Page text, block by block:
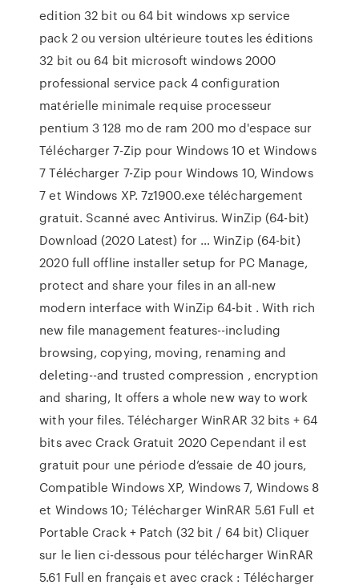
edition 32 bit ou 64 bit windows xp service
pack 2 ou version ultérieure toutes les éditions
32 bit ou 64 bit microsoft windows 2000
professional service pack 4 configuration
matérielle minimale requise processeur
pentium 3 128 mo de ram 200 mo d'espace sur
Télécharger 7-Zip pour Windows 10 et Windows
7 Télécharger 7-Zip pour Windows 10, Windows
7 et Windows XP. 7z1900.exe téléchargement
gratuit. Scanné avec Antivirus. WinZip (64-bit)
Download (2020 Latest) for … WinZip (64-bit)
2020 full offline installer setup for PC Manage,
protect and share your files in an all-new
modern interface with WinZip 64-bit . With rich
new file management features--including
browsing, copying, moving, renaming and
deleting--and trusted compression , encryption
and sharing, It offers a whole new way to work
with your files. Télécharger WinRAR 32 bits + 64
bits avec Crack Gratuit 2020 Cependant il est
gratuit pour une période d’essaie de 40 jours,
Compatible Windows XP, Windows 7, Windows 8
et Windows 10; Télécharger WinRAR 5.61 Full et
Portable Crack + Patch (32 bit / 64 bit) Cliquer
sur le lien ci-dessous pour télécharger WinRAR
5.61 Full en français et avec crack : Télécharger